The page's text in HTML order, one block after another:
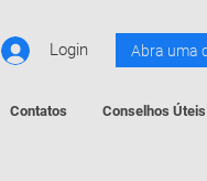
Login Abra uma
Contatos Conselhos Úteis